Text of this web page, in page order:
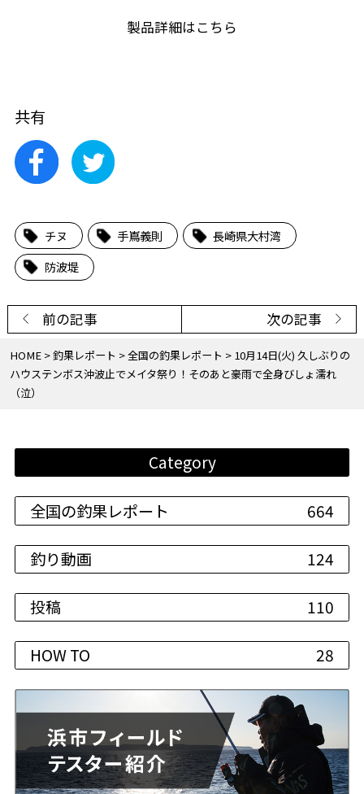
Category
全国の釣果レポート 664
釣り動画 124
投稿 110
HOW TO 28
HOME 釣果レポート 全国の釣果レポート
10月14日(火) 久しぶりの
ハウステンボス沖波止でメイタ祭り！そのあと豪雨で全身びしょ濡れ
（泣）
製品詳細はこちら
共有
チヌ 手嶌義則
長崎県大村湾
防波堤
前の記事 次の記事